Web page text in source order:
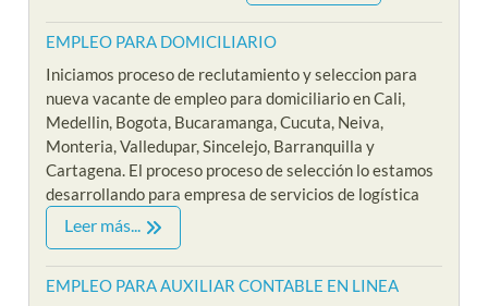
EMPLEO PARA DOMICILIARIO
Iniciamos proceso de reclutamiento y seleccion para
nueva vacante de empleo para domiciliario en Cali,
Medellin, Bogota, Bucaramanga, Cucuta, Neiva,
Monteria, Valledupar, Sincelejo, Barranquilla y
Cartagena. El proceso proceso de selección lo estamos
desarrollando para empresa de servicios de logística
Leer más...
EMPLEO PARA AUXILIAR CONTABLE EN LINEA